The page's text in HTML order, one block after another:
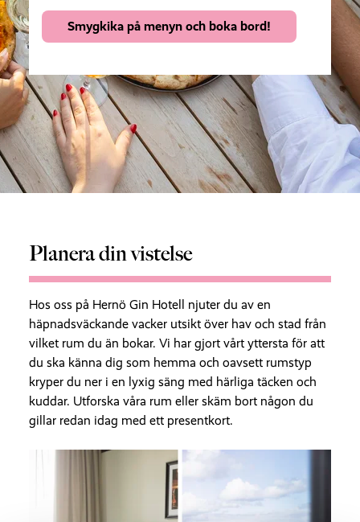
Smygkika på menyn och boka bord!
Planera din vistelse
Hos oss på Hernö Gin Hotell njuter du av en
häpnadsväckande vacker utsikt över hav och stad från
vilket rum du än bokar. Vi har gjort vårt yttersta för att
du ska känna dig som hemma och oavsett rumstyp
kryper du ner i en lyxig säng med härliga täcken och
kuddar. Utforska våra rum eller skäm bort någon du
gillar redan idag med ett presentkort.